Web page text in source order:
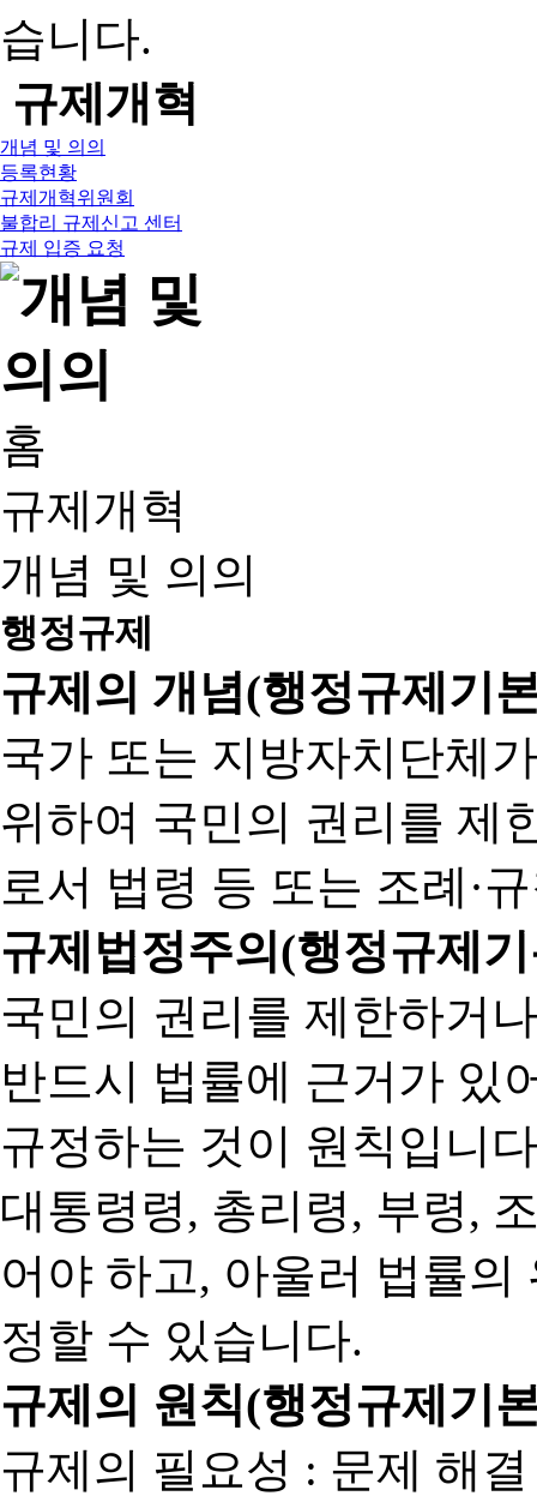
습니다.
규제개혁
개념 및 의의
등록현황
규제개혁위원회
불합리 규제신고 센터
규제 입증 요청
홈
규제개혁
개념 및 의의
행정규제
규제의 개념(행정규제기
국가 또는 지방자치단체
위하여 국민의 권리를 제
로서 법령 등 또는 조례·
규제법정주의(행정규제
국민의 권리를 제한하거
반드시 법률에 근거가 있
규정하는 것이 원칙입니
대통령령, 총리령, 부령,
어야 하고, 아울러 법률
정할 수 있습니다.
규제의 원칙(행정규제기
규제의 필요성 : 문제 해